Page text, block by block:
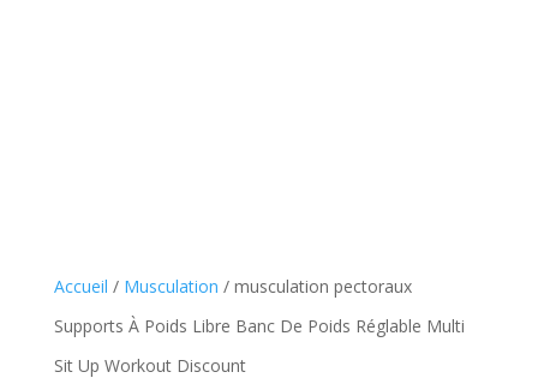
Accueil / Musculation / musculation pectoraux
Supports À Poids Libre Banc De Poids Réglable Multi
Sit Up Workout Discount